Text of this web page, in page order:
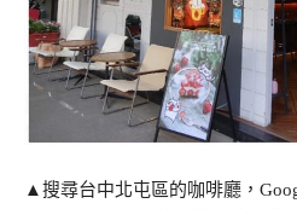
▲搜尋台中北屯區的咖啡廳，